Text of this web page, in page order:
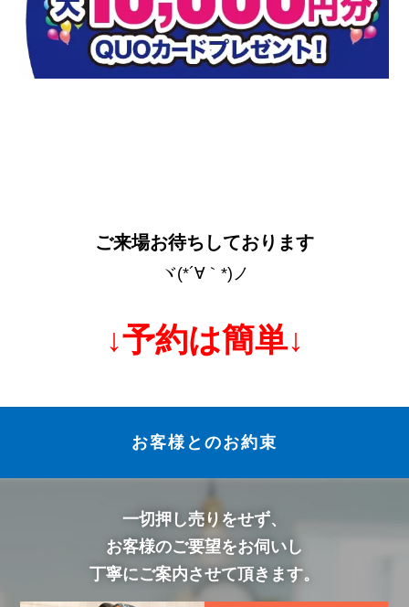
ご来場お待ちしております
ヾ(*´∀｀*)ノ
↓予約は簡単↓
お客様とのお約束
一切押し売りをせず、
お客様のご要望をお伺いし
丁寧にご案内させて頂きます。